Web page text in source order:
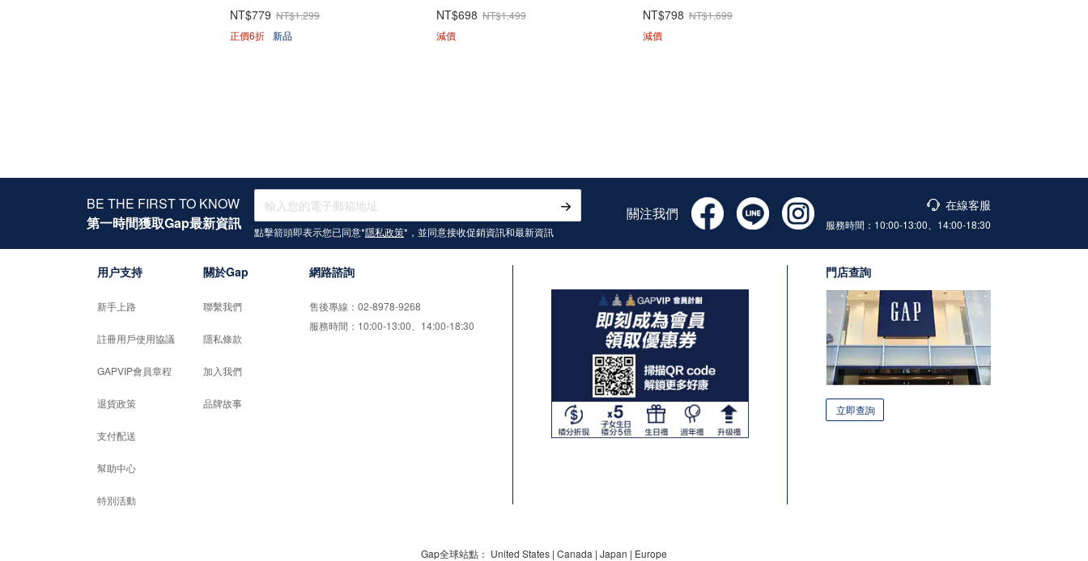
NT$779 NT$1,299
正價6折 新品
NT$698 NT$1,499
減價
NT$798 NT$1,699
減價
BE THE FIRST TO KNOW
第一時間獲取Gap最新資訊
點擊箭頭即表示您已同意*隱私政策*，並同意接收促銷資訊和最新資訊
關注我們 在線客服
服務時間：10:00-13:00、14:00-18:30
用户支持
新手上路
註冊用戶使用協議
GAPVIP會員章程
退貨政策
支付配送
幫助中心
特別活動
關於Gap
聯繫我們
隱私條款
加入我們
品牌故事
網路諮詢
售後專線：02-8978-9268
服務時間：10:00-13:00、14:00-18:30
門店查詢
立即查詢
Gap全球站點： United States | Canada | Japan | Europe